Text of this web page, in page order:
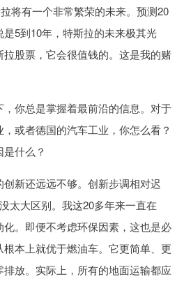
将有一个非常繁荣的未来。预测20
5到10年，特斯拉的未来极其光
股票，它会很值钱的。这是我的赌
你总是掌握着最前沿的信息。对于
或者德国的汽车工业，你怎么看？
什么？
新还远远不够。创新步调相对迟
太大区别。我这20多年来一直在
。即便不考虑环保因素，这也是必
本上就优于燃油车。它更简单、更
放。实际上，所有的地面运输都应